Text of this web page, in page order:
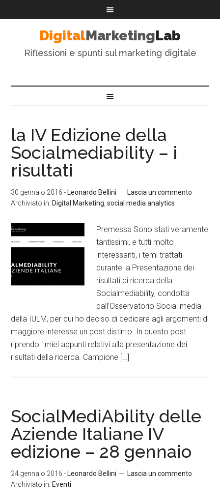
DigitalMarketingLab
Riflessioni e spunti sul marketing digitale
la IV Edizione della
Socialmediability – i
risultati
30 gennaio 2016 - Leonardo Bellini
Lascia un commento
Archiviato in: Digital Marketing ,social media analytics
Premessa Sono stati veramente
tantissimi, e tutti molto
interessanti, i temi trattati
durante la Presentazione dei
risultati di ricerca della
Socialmediability, condotta
dall’Osservatorio Social media
della IULM, per cui ho deciso di dedicare agli argomenti di
maggiore interesse un post distinto. In questo post
riprendo i miei appunti relativi alla presentazione dei
risultati della ricerca. Campione […]
SocialMediAbility delle
Aziende Italiane IV
edizione – 28 gennaio
24 gennaio 2016 - Leonardo Bellini
Lascia un commento
Archiviato in: Eventi